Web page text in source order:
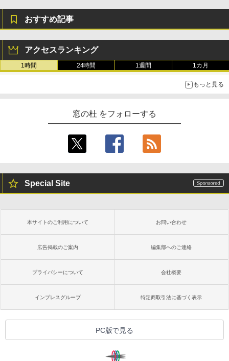
おすすめ記事
アクセスランキング
1時間 24時間 1週間 1カ月
もっと見る
窓の杜 をフォローする
Special Site
本サイトのご利用について お問い合わせ
広告掲載のご案内 編集部へのご連絡
プライバシーについて 会社概要
インプレスグループ 特定商取引法に基づく表示
PC版で見る